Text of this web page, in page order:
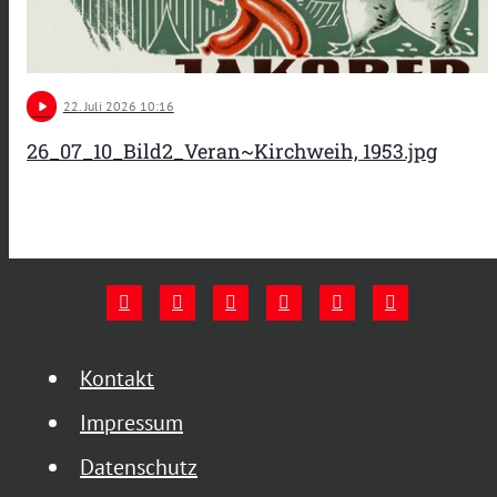
play_arrow 22 . Juli 2026 10:16
26_07_10_Bild2_Veran~Kirchweih, 1953.jpg
Kontakt
Impressum
Datenschutz